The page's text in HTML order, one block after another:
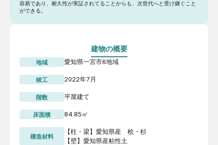
容易であり、耐久性が実証されてることからも、次世代へと受け継ぐこと
ができる。
建物の概要
地域 愛知県一宮市6地域
竣工 2022年7月
階数 平屋建て
床面積 84.85㎡
構造材料
【柱・梁】愛知県産　桧・杉
【壁】愛知県産粘性土